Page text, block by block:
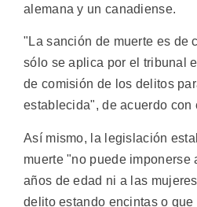
alemana y un canadiense.
"La sanción de muerte es de
sólo se aplica por el tribunal
de comisión de los delitos
establecida", de acuerdo con
Así mismo, la legislación
muerte "no puede imponerse
años de edad ni a las
delito estando encintas o